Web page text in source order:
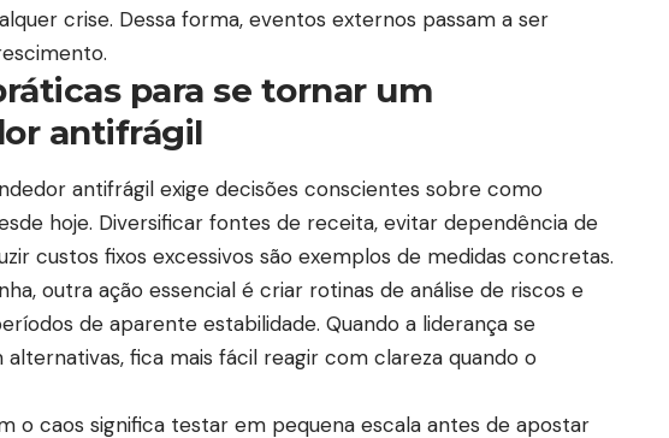
crise. Dessa forma, eventos externos passam a ser
para se tornar um
antifrágil
antifrágil exige decisões conscientes sobre como
hoje. Diversificar fontes de receita, evitar dependência de
custos fixos excessivos são exemplos de medidas concretas.
outra ação essencial é criar rotinas de análise de riscos e
de aparente estabilidade. Quando a liderança se
fica mais fácil reagir com clareza quando o
o caos significa testar em pequena escala antes de apostar